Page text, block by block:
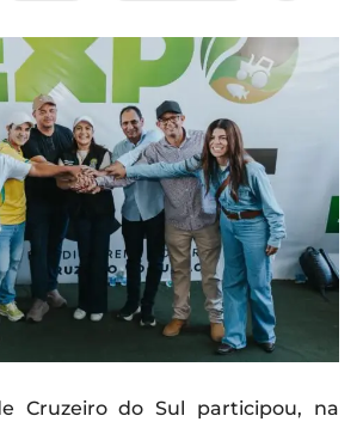
Cruzeiro do Sul participou, na